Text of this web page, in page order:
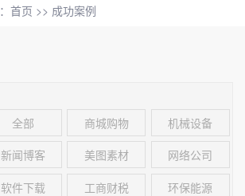
： 首页 >> 成功案例
全部 商城购物 机械设备
新闻博客 美图素材 网络公司
软件下载 工商财税 环保能源